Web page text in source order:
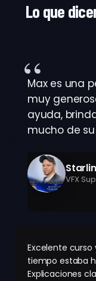
Lo que
“
Max es una
muy
ayuda,
mucho de
VFX
“
Excelente
tiempo estaba
Explicaciones